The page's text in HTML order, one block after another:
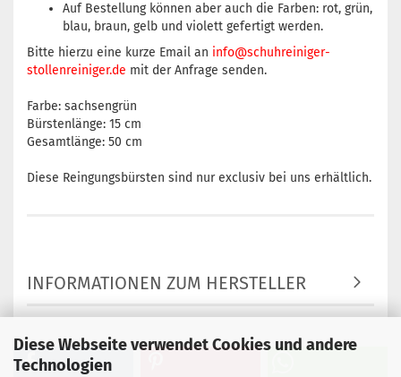
Diese Webseite verwendet Cookies und andere
Technologien
Auf Bestellung können aber auch die Farben: rot, grün,
blau, braun, gelb und violett gefertigt werden.
Bitte hierzu eine kurze Email an info@schuhreiniger-
stollenreiniger.de mit der Anfrage senden.
Farbe: sachsengrün
Bürstenlänge: 15 cm
Gesamtlänge: 50 cm
Diese Reingungsbürsten sind nur exclusiv bei uns erhältlich.
INFORMATIONEN ZUM HERSTELLER